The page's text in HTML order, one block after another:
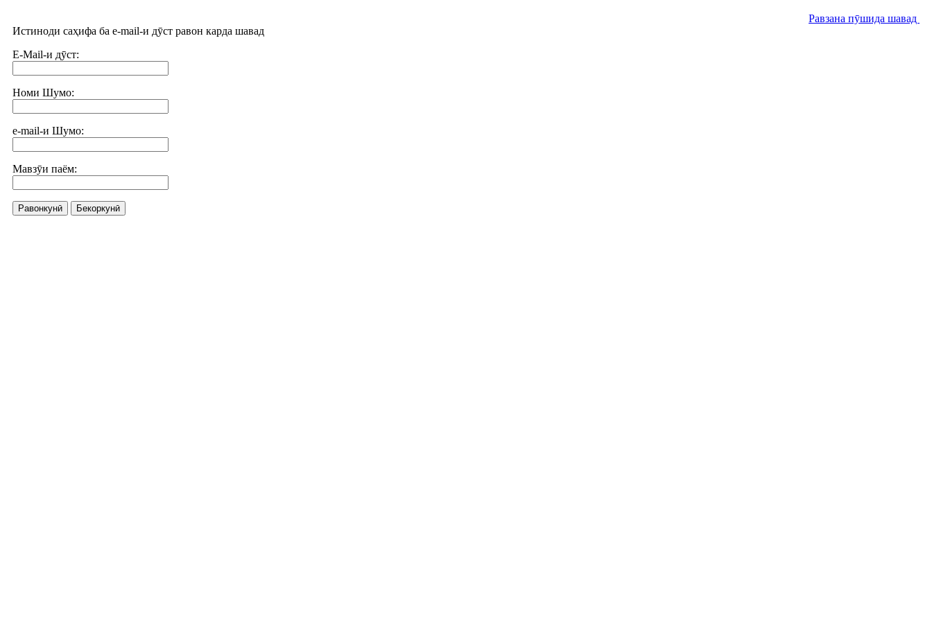
Равзана пӯшида шавад
Истиноди саҳифа ба e-mail-и дӯст равон карда шавад
E-Mail-и дӯст:
Номи Шумо:
e-mail-и Шумо:
Мавзӯи паём:
Равонкунӣ Бекоркунӣ